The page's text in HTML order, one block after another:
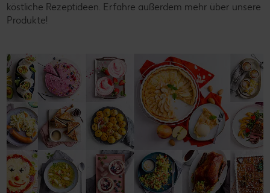
köstliche Rezeptideen. Erfahre außerdem mehr über unsere
Produkte!